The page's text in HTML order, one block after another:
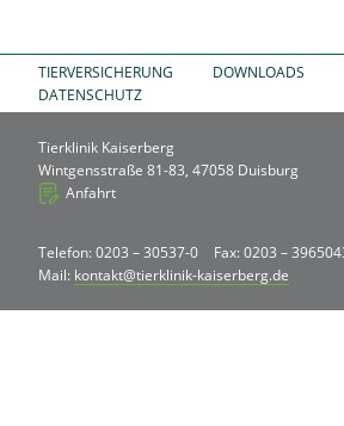
TIERVERSICHERUNG DOWNLOADS
DATENSCHUTZ
Tierklinik Kaiserberg
Wintgensstraße 81-83, 47058 Duisburg
Anfahrt
Telefon: 0203 – 30537-0
Fax: 0203 –
Mail: kontakt@tierklinik-kaiserberg.de